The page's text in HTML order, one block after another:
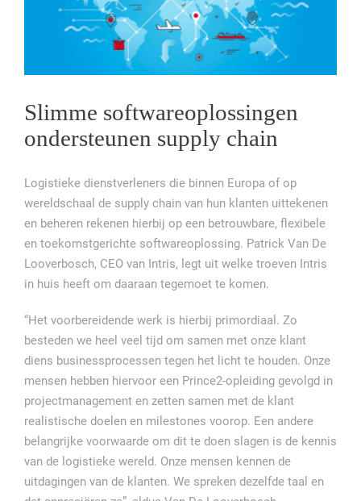
Slimme softwareoplossingen
ondersteunen supply chain
Logistieke dienstverleners die binnen Europa of op
wereldschaal de supply chain van hun klanten uittekenen
en beheren rekenen hierbij op een betrouwbare, flexibele
en toekomstgerichte softwareoplossing. Patrick Van De
Looverbosch, CEO van Intris, legt uit welke troeven Intris
in huis heeft om daaraan tegemoet te komen.
“Het voorbereidende werk is hierbij primordiaal. Zo
besteden we heel veel tijd om samen met onze klant
diens businessprocessen tegen het licht te houden. Onze
mensen hebben hiervoor een Prince2-opleiding gevolgd in
projectmanagement en zetten samen met de klant
realistische doelen en milestones voorop. Een andere
belangrijke voorwaarde om dit te doen slagen is de kennis
van de logistieke wereld. Onze mensen kennen de
uitdagingen van de klanten. We spreken dezelfde taal en